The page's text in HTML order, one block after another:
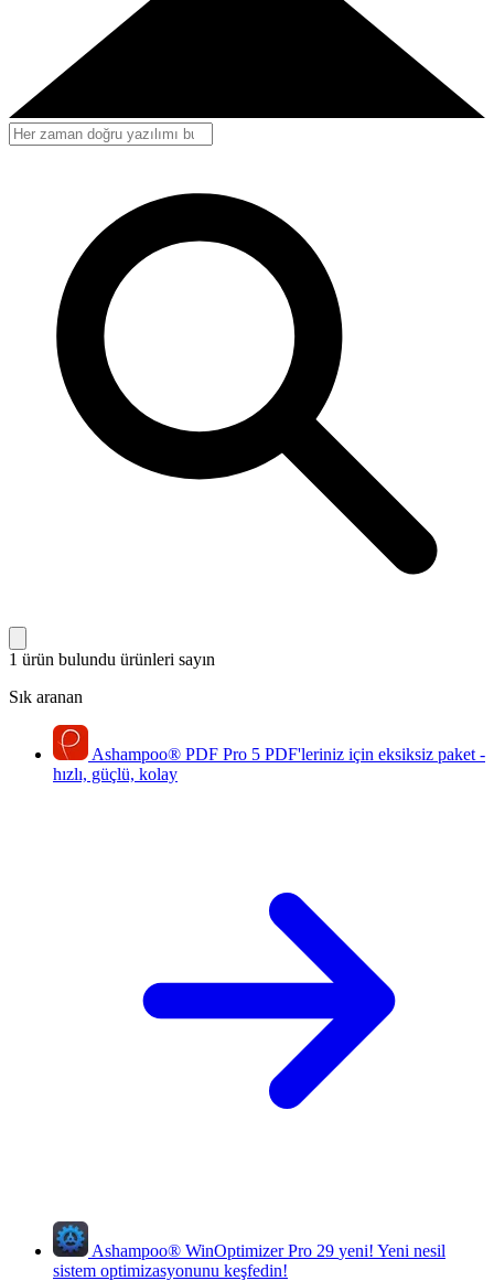
1 ürün bulundu ürünleri sayın
Sık aranan
Ashampoo® PDF Pro 5 PDF'leriniz için eksiksiz paket -
hızlı, güçlü, kolay
Ashampoo® WinOptimizer Pro 29 yeni! Yeni nesil
sistem optimizasyonunu keşfedin!